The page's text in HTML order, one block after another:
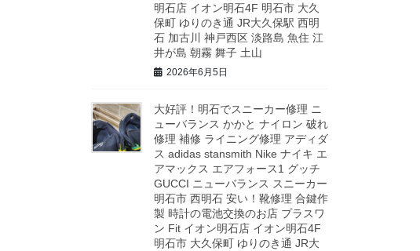
明石店 イオン明石4F 明石市 大久
保町 ゆりのき通 JR大久保駅 西明
石 加古川 神戸西区 淡路島 魚住 江
井が島 朝霧 舞子 土山
2026年6月5日
大好評！明石でスニーカー修理 ニ
ューバランス かかと ナイロン 破れ
修理 補修 ライニング修理 アディダ
ス adidas stansmith Nike ナイキ エ
アマックス エアフォース1 グッチ
GUCCI ニューバランス スニーカー
明石市 西明石 安い！靴修理 合鍵作
製 時計の電池交換のお店 プラスワ
ン Fit イオン明石店 イオン明石4F
明石市 大久保町 ゆりのき通 JR大